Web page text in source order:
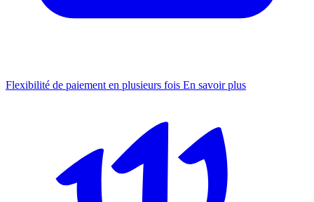
Flexibilité de paiement en plusieurs fois En savoir plus